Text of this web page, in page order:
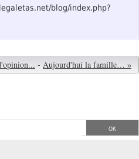
blog/index.php?
- Aujourd'hui la famille… »